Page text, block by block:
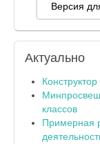
Версия
Актуально
классов
Примерная